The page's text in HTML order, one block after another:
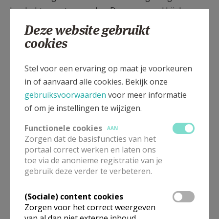
herdacht moesten worden. Daarmee werd hij de
grondlegger van het kerkelijk feest van Allerzielen
dat in de veertiende eeuw op bevel van de paus in de
hele Latijnse Kerk werd ingevoerd. Na de intrede van
de allerzielenrequiemmis zong het koor
Jesus
remember me
uit het Taizérepertoire, gevolgd door
Kyrie
van Mike Wilson. Na de eerste lezing
beluisterden we
Homeward bound
Thompson (°1953).
Tijdens de offergang werden de namen van de
overledenen van het afgelopen jaar voorgelezen en
voor elk van hen werd een kaarsje op het altaar
aangestoken. Het koor zong ‘k Heb gehoord van een
kerkgangers werden uitgedeeld. Na het gezongen
Sanctus van Greg Gilpin (°1964) hoorden we het
Deze website gebruikt
cookies
Stel voor een ervaring op maat je voorkeuren
in of aanvaard alle cookies. Bekijk onze
gebruiksvoorwaarden voor meer informatie
of om je instellingen te wijzigen.
Functionele cookies
AAN
Zorgen dat de basisfuncties van het
portaal correct werken en laten ons
toe via de anonieme registratie van je
gebruik deze verder te verbeteren.
(Sociale) content cookies
Zorgen voor het correct weergeven